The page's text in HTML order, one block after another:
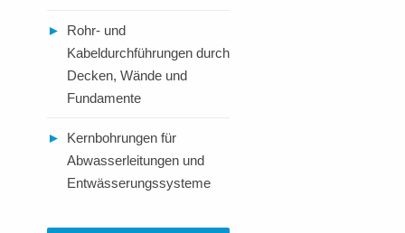
►
Rohr- und
Kabeldurchführungen durch
Decken, Wände und
Fundamente
►
Kernbohrungen für
Abwasserleitungen und
Entwässerungssysteme